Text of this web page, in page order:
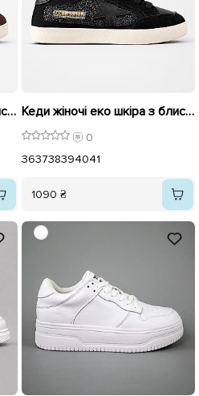
Кеди жіночі еко шкіра з блискучими вставками 595982 Коричневі Кеди жіночі еко шкіра з блискучими вставками 595981 Чорні
0
363738394041
1090 ₴